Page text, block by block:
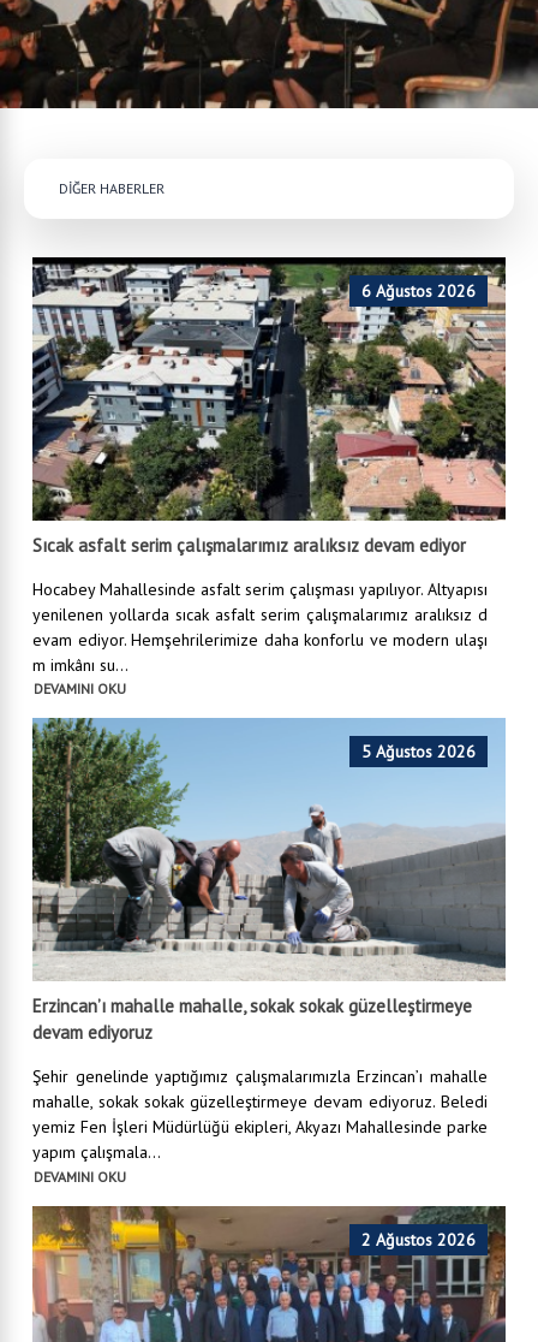
DİĞER HABERLER
6 Ağustos 2026
Sıcak asfalt serim çalışmalarımız aralıksız devam ediyor
Hocabey Mahallesinde asfalt serim çalışması yapılıyor. Altyapısı
yenilenen yollarda sıcak asfalt serim çalışmalarımız aralıksız d
evam ediyor. Hemşehrilerimize daha konforlu ve modern ulaşı
m imkânı su...
DEVAMINI OKU
5 Ağustos 2026
Erzincan’ı mahalle mahalle, sokak sokak güzelleştirmeye
devam ediyoruz
Şehir genelinde yaptığımız çalışmalarımızla Erzincan’ı mahalle
mahalle, sokak sokak güzelleştirmeye devam ediyoruz. Beledi
yemiz Fen İşleri Müdürlüğü ekipleri, Akyazı Mahallesinde parke
yapım çalışmala...
DEVAMINI OKU
2 Ağustos 2026